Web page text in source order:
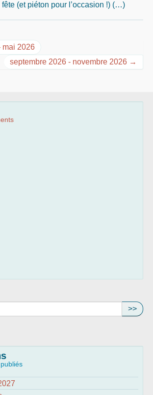
fête (et piéton pour l’occasion !) (…)
mai 2026
septembre 2026 - novembre 2026 →
>>